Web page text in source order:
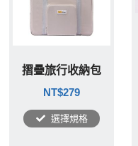
摺疊旅行收納包
NT$279
選擇規格